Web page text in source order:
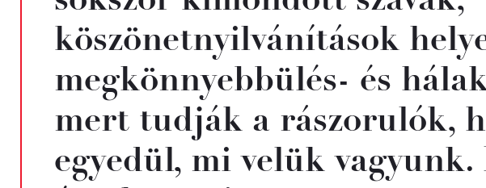
köszönetnyilvánítások
megkönnyebbülés- és
mert tudják a rászorulók,
egyedül, mi velük vagyunk.